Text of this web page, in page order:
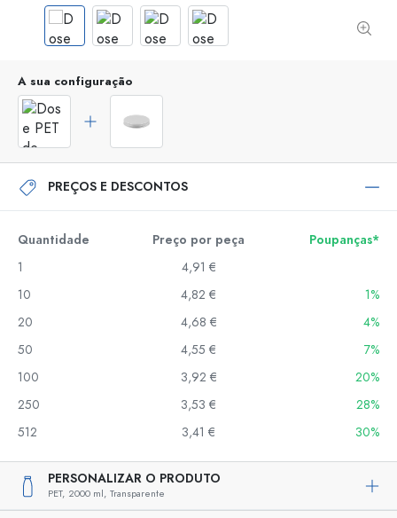
A sua configuração
PREÇOS E DESCONTOS
Quantidade Preço por peça
Poupanças*
1
4,91 €
10
4,82 €
1%
20
4,68 €
4%
50
4,55 €
7%
100
3,92 €
20%
250
3,53 €
28%
512
3,41 € 30%
PERSONALIZAR O PRODUTO
PET, 2000 ml, Transparente